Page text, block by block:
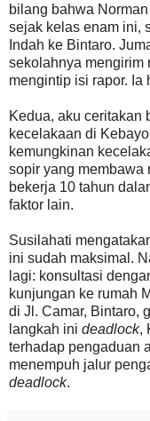
bilang bahwa
sejak kelas enam ini,
Indah ke Bintaro.
sekolahnya mengirim
mengintip isi rapor. Ia
Kedua, aku ceritakan
kecelakaan di
kemungkinan
sopir yang membawa
bekerja 10 tahun
faktor lain.
Susilahati
ini sudah maksimal.
lagi: konsultasi
kunjungan ke rumah
di Jl. Camar, Bintaro,
langkah ini deadlock,
terhadap pengaduan
menempuh jalur
deadlock.